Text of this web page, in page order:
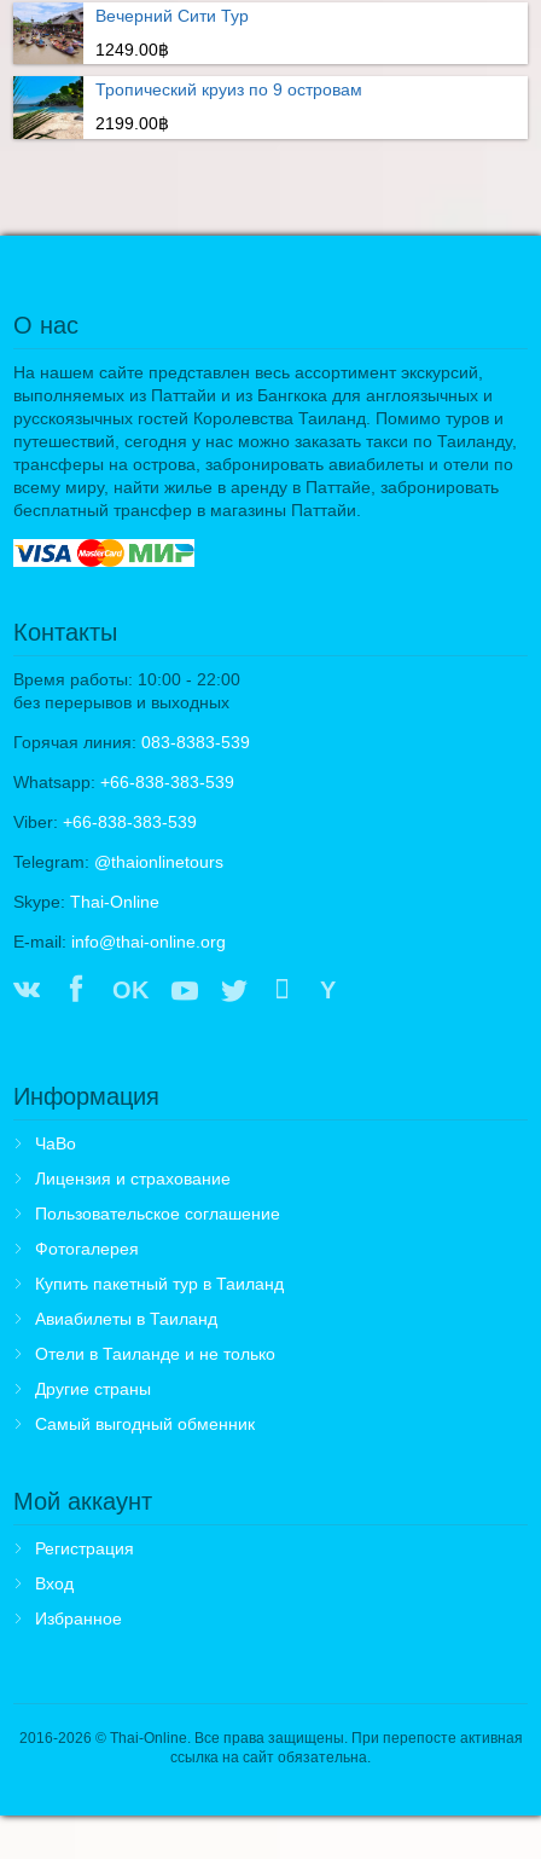
Вечерний Сити Тур
1249.00฿
Тропический круиз по 9 островам
2199.00฿
О нас
На нашем сайте представлен весь ассортимент экскурсий,
выполняемых из Паттайи и из Бангкока для англоязычных и
русскоязычных гостей Королевства Таиланд. Помимо туров и
путешествий, сегодня у нас можно заказать такси по Таиланду,
трансферы на острова, забронировать авиабилеты и отели по
всему миру, найти жилье в аренду в Паттайе, забронировать
бесплатный трансфер в магазины Паттайи.
Контакты
Время работы: 10:00 - 22:00
без перерывов и выходных
Горячая линия: 083-8383-539
Whatsapp: +66-838-383-539
Viber: +66-838-383-539
Telegram: @thaionlinetours
Skype: Thai-Online
E-mail: info@thai-online.org
OK Y
Информация
ЧаВо
Лицензия и страхование
Пользовательское соглашение
Фотогалерея
Купить пакетный тур в Таиланд
Авиабилеты в Таиланд
Отели в Таиланде и не только
Другие страны
Самый выгодный обменник
Мой аккаунт
Регистрация
Вход
Избранное
2016-2026 © Thai-Online. Все права защищены. При перепосте активная
ссылка на сайт обязательна.